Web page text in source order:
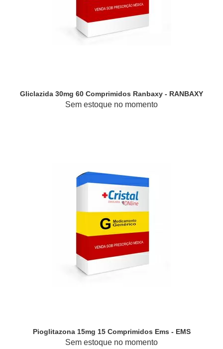
Gliclazida 30mg 60 Comprimidos Ranbaxy - RANBAXY
Sem estoque no momento
Pioglitazona 15mg 15 Comprimidos Ems - EMS
Sem estoque no momento